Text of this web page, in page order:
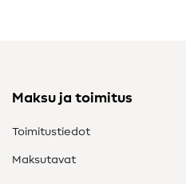
Maksu ja toimitus
Toimitustiedot
Maksutavat